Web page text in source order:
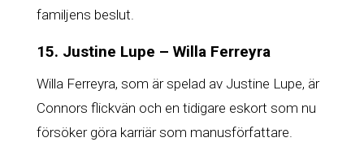
familjens beslut.
15. Justine Lupe – Willa Ferreyra
Willa Ferreyra, som är spelad av Justine Lupe, är
Connors flickvän och en tidigare eskort som nu
försöker göra karriär som manusförfattare.